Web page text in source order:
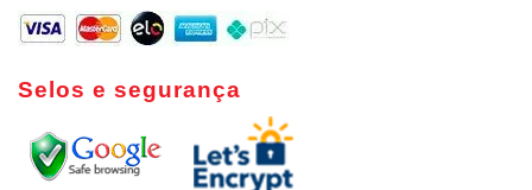
Selos e segurança